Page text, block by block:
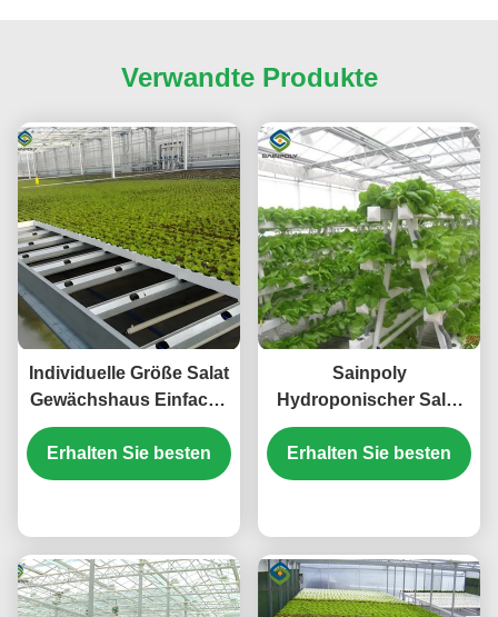
Verwandte Produkte
Individuelle Größe Salat
Gewächshaus Einfache
Installation mit
Schiebetür
Erhalten Sie besten
Sainpoly
Hydroponischer Salat
Gewächshaus Tunnel
Gewächshaus
individuell
Erhalten Sie besten